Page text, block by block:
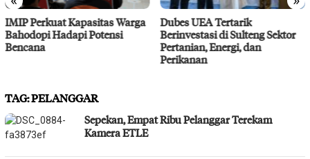
IMIP Perkuat Kapasitas Warga
Bahodopi Hadapi Potensi
Bencana
Dubes UEA Tertarik
Berinvestasi di Sulteng Sektor
Pertanian, Energi, dan
Perikanan
TAG:PELANGGAR
Sepekan, Empat Ribu Pelanggar Terekam
Kamera ETLE